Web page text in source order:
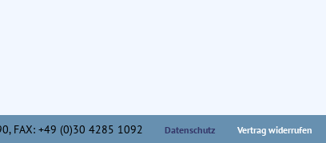
FAX: +49 (0)30 4285 1092 Datenschutz Vertrag widerrufen